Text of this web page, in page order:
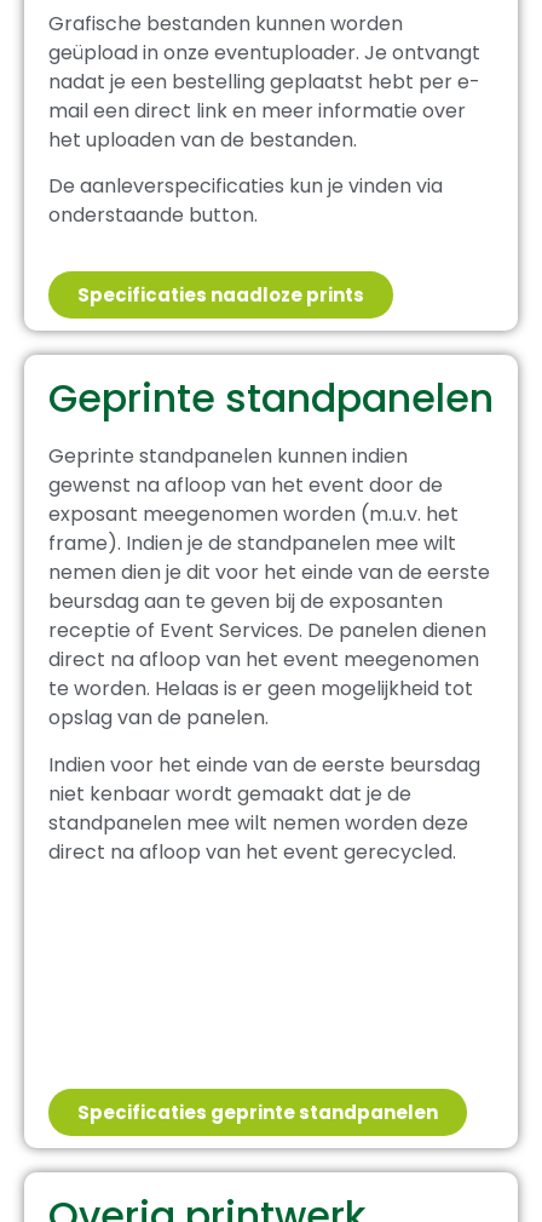
Grafische bestanden kunnen worden
geüpload in onze eventuploader. Je ontvangt
nadat je een bestelling geplaatst hebt per e-
mail een direct link en meer informatie over
het uploaden van de bestanden.
De aanleverspecificaties kun je vinden via
onderstaande button.
Specificaties naadloze prints
Geprinte standpanelen
Geprinte standpanelen kunnen indien
gewenst na afloop van het event door de
exposant meegenomen worden (m.u.v. het
frame). Indien je de standpanelen mee wilt
nemen dien je dit voor het einde van de eerste
beursdag aan te geven bij de exposanten
receptie of Event Services. De panelen dienen
direct na afloop van het event meegenomen
te worden. Helaas is er geen mogelijkheid tot
opslag van de panelen.
Indien voor het einde van de eerste beursdag
niet kenbaar wordt gemaakt dat je de
standpanelen mee wilt nemen worden deze
direct na afloop van het event gerecycled.
Specificaties geprinte standpanelen